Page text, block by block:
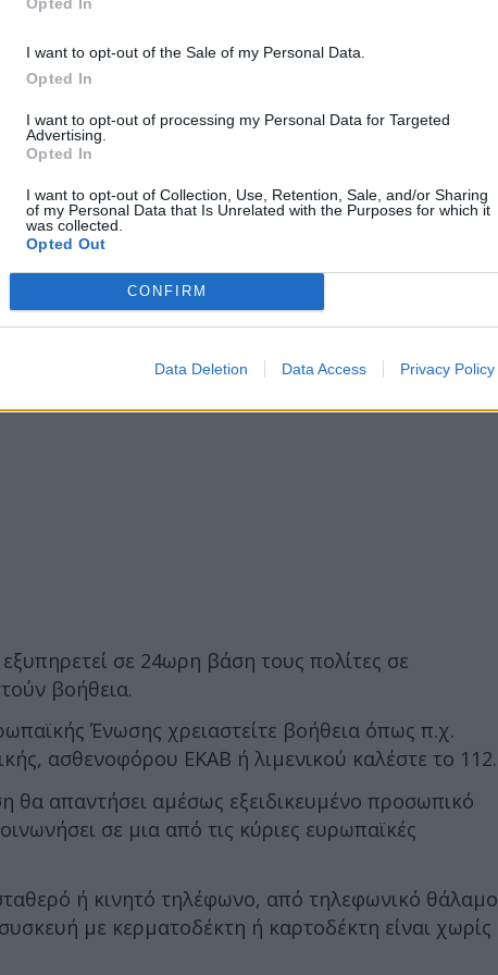
I want to opt-out of the Sale of my Personal Data.
Opted In
I want to opt-out of processing my Personal Data for Targeted
Advertising.
Opted In
I want to opt-out of Collection, Use, Retention, Sale, and/or Sharing
of my Personal Data that Is Unrelated with the Purposes for which it
was collected.
Opted Out
CONFIRM
Data Deletion Data Access Privacy Policy
σε 24ωρη βάση τους πολίτες σε
βοήθεια.
Ένωσης χρειαστείτε βοήθεια όπως π.χ.
ασθενοφόρου EKAB ή λιμενικού καλέστε το 112.
θα απαντήσει αμέσως εξειδικευμένο προσωπικό
σε μια από τις κύριες ευρωπαϊκές
ή κινητό τηλέφωνο, από τηλεφωνικό θάλαμο
με κερματοδέκτη ή καρτοδέκτη είναι χωρίς